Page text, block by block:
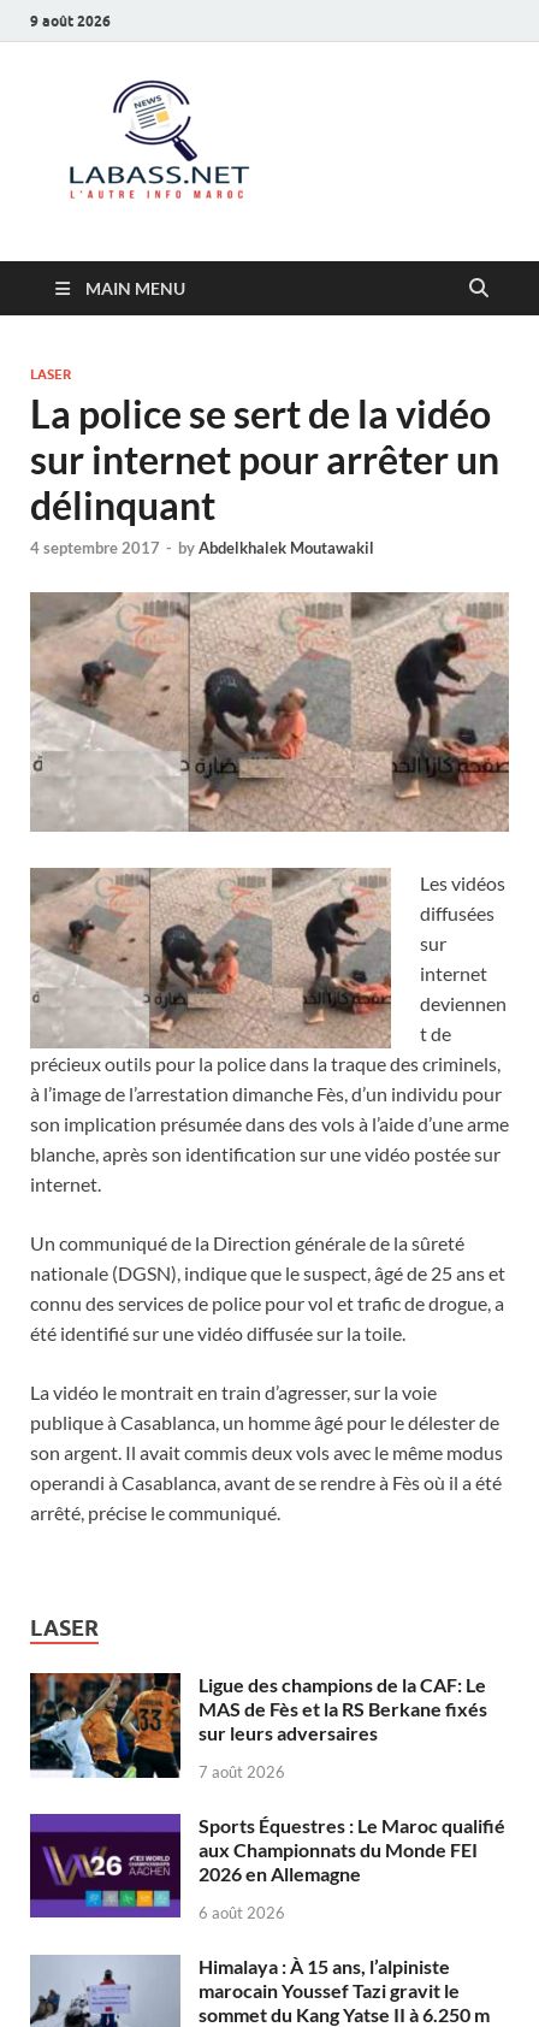
9 août 2026
MAIN MENU
LASER
La police se sert de la vidéo
sur internet pour arrêter un
délinquant
4 septembre 2017 - byAbdelkhalek Moutawakil
Les vidéos
diffusées
sur
internet
deviennen
t de
précieux outils pour la police dans la traque des criminels,
à l’image de l’arrestation dimanche Fès, d’un individu pour
son implication présumée dans des vols à l’aide d’une arme
blanche, après son identification sur une vidéo postée sur
internet.
Un communiqué de la Direction générale de la sûreté
nationale (DGSN), indique que le suspect, âgé de 25 ans et
connu des services de police pour vol et trafic de drogue, a
été identifié sur une vidéo diffusée sur la toile.
La vidéo le montrait en train d’agresser, sur la voie
publique à Casablanca, un homme âgé pour le délester de
son argent. Il avait commis deux vols avec le même modus
operandi à Casablanca, avant de se rendre à Fès où il a été
arrêté, précise le communiqué.
LASER
Ligue des champions de la CAF: Le
MAS de Fès et la RS Berkane fixés
sur leurs adversaires
7 août 2026
Sports Équestres : Le Maroc qualifié
aux Championnats du Monde FEI
2026 en Allemagne
6 août 2026
Himalaya : À 15 ans, l’alpiniste
marocain Youssef Tazi gravit le
sommet du Kang Yatse II à 6.250 m